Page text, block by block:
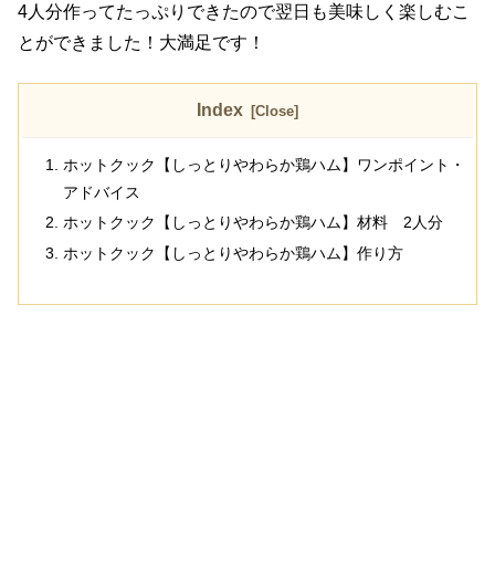
4人分作ってたっぷりできたので翌日も美味しく楽しむこ
とができました！大満足です！
Index
ホットクック【しっとりやわらか鶏ハム】ワンポイント・
アドバイス
ホットクック【しっとりやわらか鶏ハム】材料 2人分
ホットクック【しっとりやわらか鶏ハム】作り方